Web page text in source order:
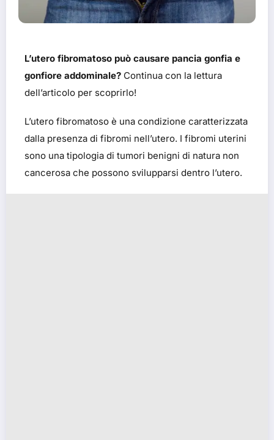
L’utero fibromatoso può causare pancia gonfia e
gonfiore addominale? Continua con la lettura
dell’articolo per scoprirlo!
L’utero fibromatoso è una condizione caratterizzata
dalla presenza di fibromi nell’utero. I fibromi uterini
sono una tipologia di tumori benigni di natura non
cancerosa che possono svilupparsi dentro l’utero.